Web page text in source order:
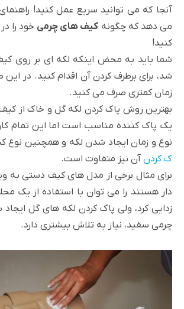
آنجا که می توانید سریع عمل کنید!
می دهد که چگونه کیف های چرمی خود را
کنید!
شما باید به محض اینکه لکه ای بر روی
شد، برای برطرف کردن آن اقدام کنید. در این
زمان کمتری صرف می کنید.
بهترین روش پاک کردن لکه گل و خاک از کیف
یک پاک کننده مناسب است اما این تمام
نوع و زمان ایجاد شدن لکه و همچنین نوع
ک کردن آن نیز متفاوت است.
برای مثال برخی از مدل های کیف دستی به
دار هستند را می توان با استفاده از یک
زدایی کرد، ولی پاک کردن لکه های گل
چرمی سفید، نیاز به تلاش بیشتری دارد.